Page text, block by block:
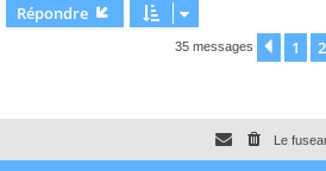
Répondre
35 messages 1 2
Le